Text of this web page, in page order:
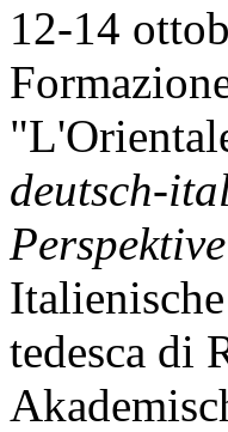
12-14
deutsch-
Perspektive
tedesca di